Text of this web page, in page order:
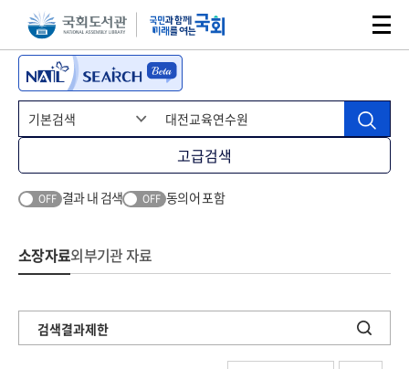
본문 바로가기주메뉴 바로가기
고급검색
OFF 결과 내 검색 OFF 동의어 포함
소장자료외부기관 자료
검색결과제한